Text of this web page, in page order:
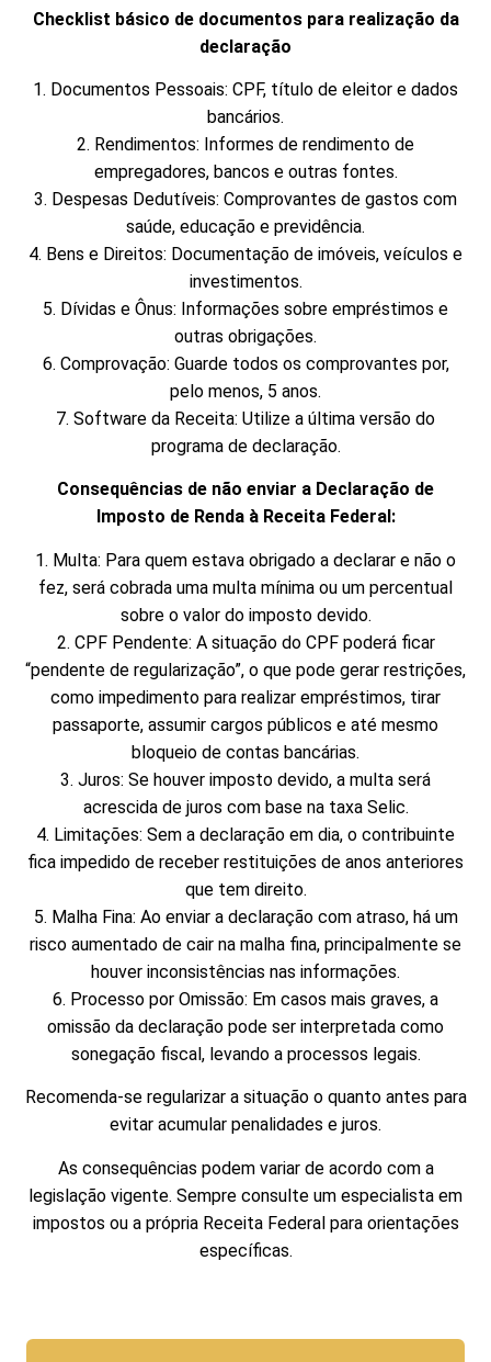
Checklist básico de documentos para realização da
declaração
1. Documentos Pessoais: CPF, título de eleitor e dados
bancários.
2. Rendimentos: Informes de rendimento de
empregadores, bancos e outras fontes.
3. Despesas Dedutíveis: Comprovantes de gastos com
saúde, educação e previdência.
4. Bens e Direitos: Documentação de imóveis, veículos e
investimentos.
5. Dívidas e Ônus: Informações sobre empréstimos e
outras obrigações.
6. Comprovação: Guarde todos os comprovantes por,
pelo menos, 5 anos.
7. Software da Receita: Utilize a última versão do
programa de declaração.
Consequências de não enviar a Declaração de
Imposto de Renda à Receita Federal:
1. Multa: Para quem estava obrigado a declarar e não o
fez, será cobrada uma multa mínima ou um percentual
sobre o valor do imposto devido.
2. CPF Pendente: A situação do CPF poderá ficar
“pendente de regularização”, o que pode gerar restrições,
como impedimento para realizar empréstimos, tirar
passaporte, assumir cargos públicos e até mesmo
bloqueio de contas bancárias.
3. Juros: Se houver imposto devido, a multa será
acrescida de juros com base na taxa Selic.
4. Limitações: Sem a declaração em dia, o contribuinte
fica impedido de receber restituições de anos anteriores
que tem direito.
5. Malha Fina: Ao enviar a declaração com atraso, há um
risco aumentado de cair na malha fina, principalmente se
houver inconsistências nas informações.
6. Processo por Omissão: Em casos mais graves, a
omissão da declaração pode ser interpretada como
sonegação fiscal, levando a processos legais.
Recomenda-se regularizar a situação o quanto antes para
evitar acumular penalidades e juros.
As consequências podem variar de acordo com a
legislação vigente. Sempre consulte um especialista em
impostos ou a própria Receita Federal para orientações
específicas.